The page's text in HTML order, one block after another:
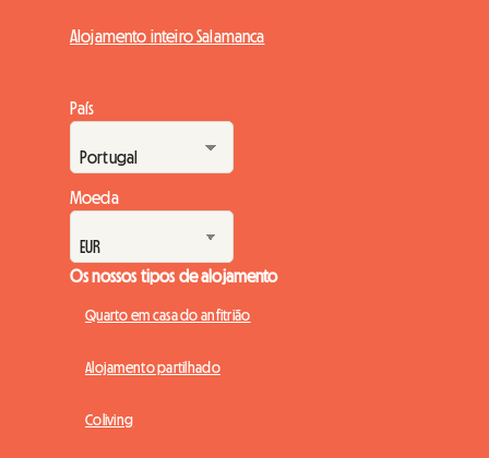
Alojamento inteiro Salamanca
País
Moeda
Os nossos tipos de alojamento
Quarto em casa do anfitrião
Alojamento partilhado
Coliving